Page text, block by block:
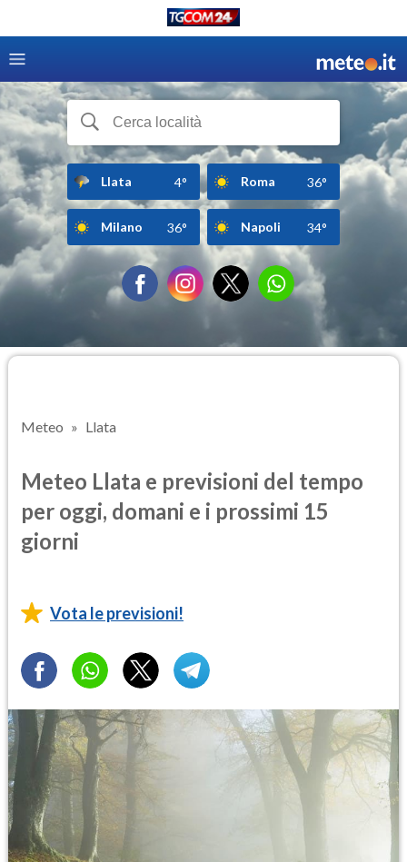
Llata 4° Roma 36°
Milano 36° Napoli 34°
Meteo Llata
Meteo Llata e previsioni del tempo
per oggi, domani e i prossimi 15
giorni
Vota le previsioni!